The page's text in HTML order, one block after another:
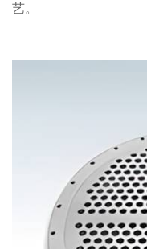
艺。